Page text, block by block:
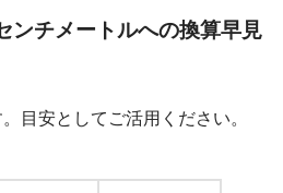
ンチメートルへの換算早見
目安としてご活用ください。